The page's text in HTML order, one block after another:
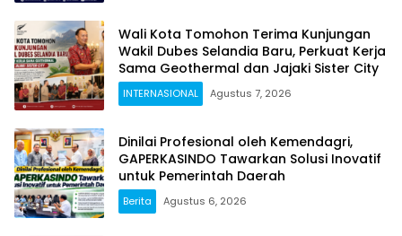
Wali Kota Tomohon Terima Kunjungan
Wakil Dubes Selandia Baru, Perkuat Kerja
Sama Geothermal dan Jajaki Sister City
INTERNASIONAL Agustus 7, 2026
Dinilai Profesional oleh Kemendagri,
GAPERKASINDO Tawarkan Solusi Inovatif
untuk Pemerintah Daerah
Berita Agustus 6, 2026